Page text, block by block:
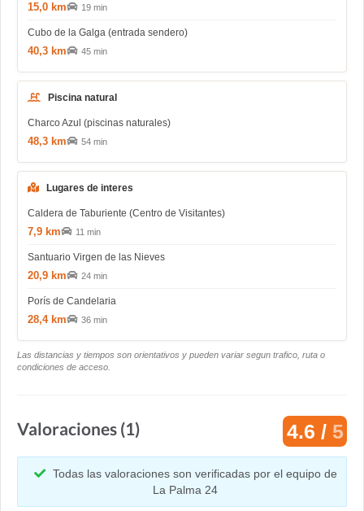
15,0 km 19 min
Cubo de la Galga (entrada sendero)
40,3 km 45 min
Piscina natural
Charco Azul (piscinas naturales)
48,3 km 54 min
Lugares de interes
Caldera de Taburiente (Centro de Visitantes)
7,9 km 11 min
Santuario Virgen de las Nieves
20,9 km 24 min
Porís de Candelaria
28,4 km 36 min
Las distancias y tiempos son orientativos y pueden variar segun trafico, ruta o
condiciones de acceso.
Valoraciones (1) 4.6 / 5
Todas las valoraciones son verificadas por el equipo de
La Palma 24